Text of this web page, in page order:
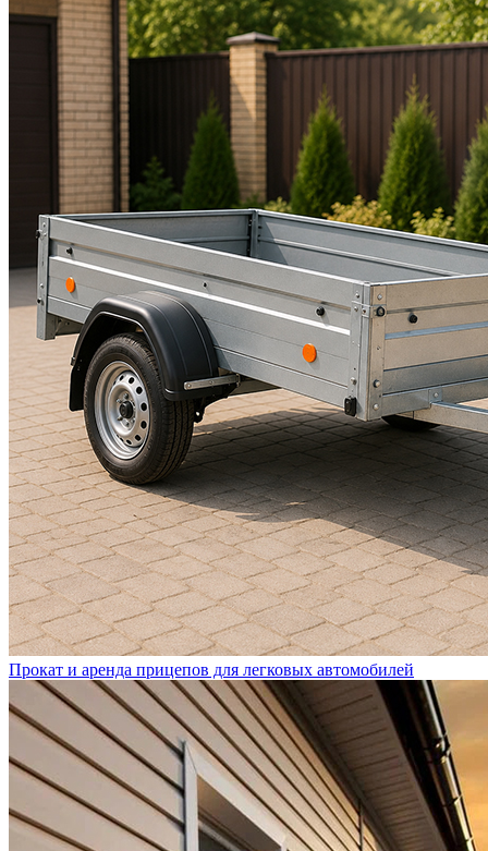
Прокат и аренда прицепов для легковых автомобилей